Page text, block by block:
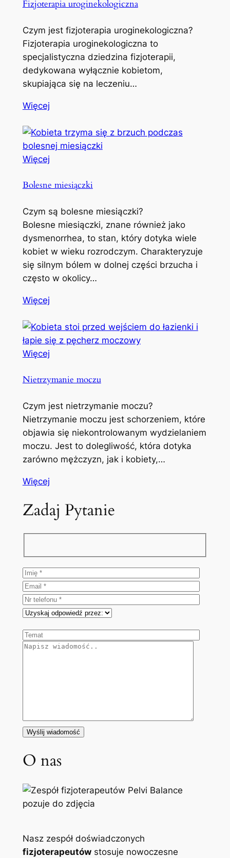
Fizjoterapia uroginekologiczna
Czym jest fizjoterapia uroginekologiczna?
Fizjoterapia uroginekologiczna to
specjalistyczna dziedzina fizjoterapii,
dedykowana wyłącznie kobietom,
skupiająca się na leczeniu…
Więcej
Więcej
Bolesne miesiączki
Czym są bolesne miesiączki?
Bolesne miesiączki, znane również jako
dysmenorrhea, to stan, który dotyka wiele
kobiet w wieku rozrodczym. Charakteryzuje
się silnym bólem w dolnej części brzucha i
często w okolicy…
Więcej
Więcej
Nietrzymanie moczu
Czym jest nietrzymanie moczu?
Nietrzymanie moczu jest schorzeniem, które
objawia się niekontrolowanym wydzielaniem
moczu. Jest to dolegliwość, która dotyka
zarówno mężczyzn, jak i kobiety,…
Więcej
Zadaj Pytanie
O nas
Nasz zespół doświadczonych
fizjoterapeutówstosuje nowoczesne